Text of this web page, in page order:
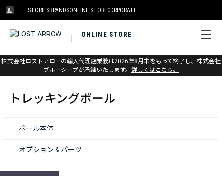
STORIESBRANDSONLINE STORECORPORATE
ONLINE STORE
株式会社ロストアローの輸入代理店業務は2026年8月末をもって終了し、株式会社
ブルーシープが承継いたします。 詳しくはこちら。
ホーム > トレッキングポール
トレッキングポール
ポール本体
オプション & パーツ